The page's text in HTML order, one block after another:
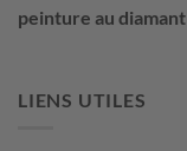
peinture au diamant
LIENS UTILES